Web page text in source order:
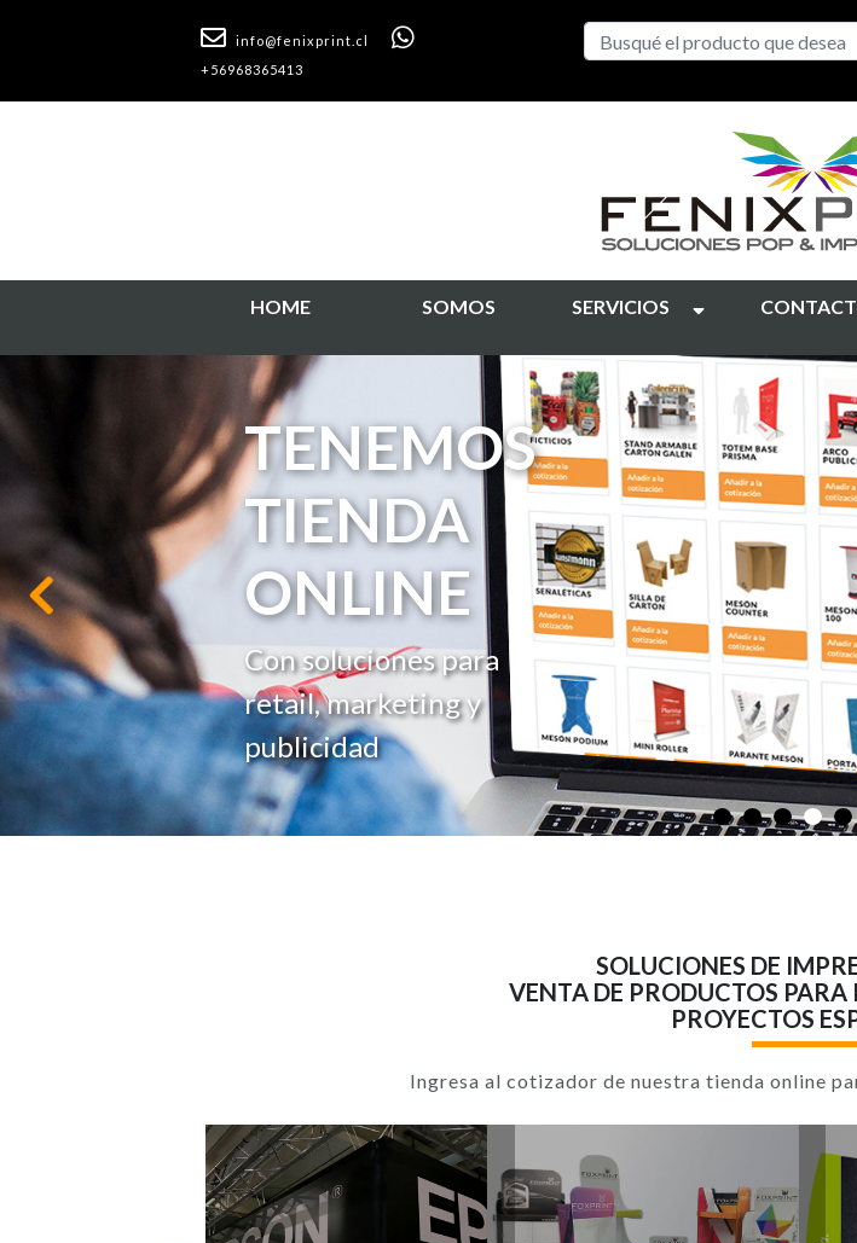
info@fenixprint.cl
+56968365413
HOME SOMOS SERVICIOS
PROYECTOS
ESPECIALES
Desarrollo,
Producción e
implementación.
Anterior
SOLUCIONES DE
VENTA DE PRODUCTOS
PROYECTOS
Ingresa al cotizador de nuestra tienda online